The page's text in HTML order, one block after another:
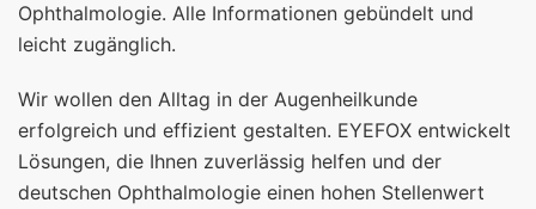
Ophthalmologie. Alle Informationen gebündelt und
leicht zugänglich.
Wir wollen den Alltag in der Augenheilkunde
erfolgreich und effizient gestalten. EYEFOX entwickelt
Lösungen, die Ihnen zuverlässig helfen und der
deutschen Ophthalmologie einen hohen Stellenwert